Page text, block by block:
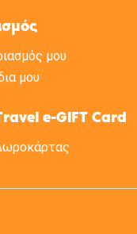
μου
μου
e-GIFT Card